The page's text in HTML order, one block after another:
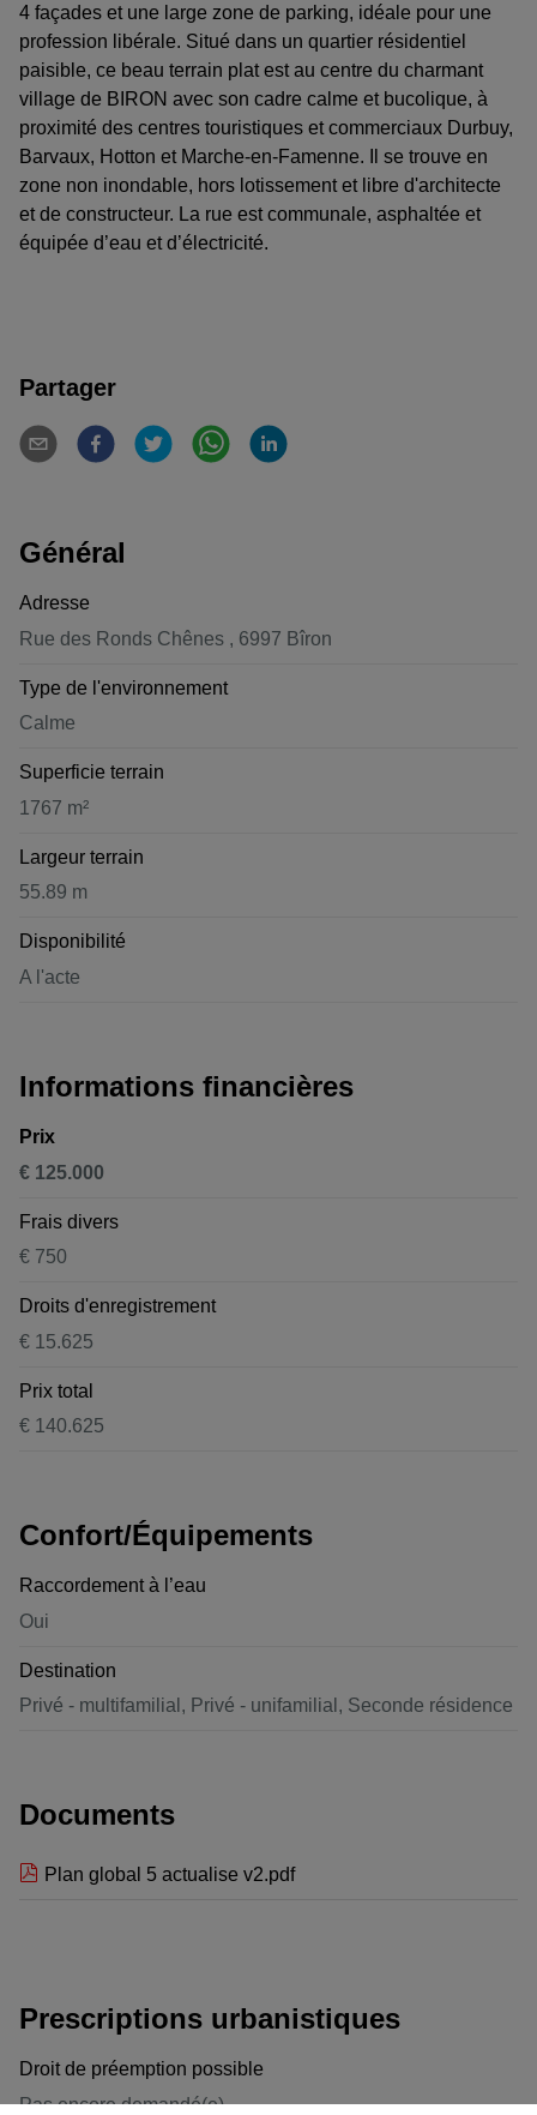
4 façades et une large zone de parking, idéale pour une
profession libérale. Situé dans un quartier résidentiel
paisible, ce beau terrain plat est au centre du charmant
village de BIRON avec son cadre calme et bucolique, à
proximité des centres touristiques et commerciaux Durbuy,
Barvaux, Hotton et Marche-en-Famenne. Il se trouve en
zone non inondable, hors lotissement et libre d'architecte
et de constructeur. La rue est communale, asphaltée et
équipée d’eau et d’électricité.
Partager
Général
Adresse
Rue des Ronds Chênes , 6997 Bîron
Type de l'environnement
Calme
Superficie terrain
1767 m²
Largeur terrain
55.89 m
Disponibilité
A l'acte
Informations financières
Prix
€ 125.000
Frais divers
€ 750
Droits d'enregistrement
€ 15.625
Prix total
€ 140.625
Confort/Équipements
Raccordement à l’eau
Oui
Destination
Privé - multifamilial, Privé - unifamilial, Seconde résidence
Documents
Plan global 5 actualise v2.pdf
Prescriptions urbanistiques
Droit de préemption possible
Pas encore demandé(e)